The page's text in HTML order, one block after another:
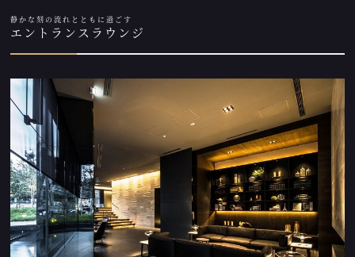
静かな刻の流れとともに過ごす
エントランスラウンジ